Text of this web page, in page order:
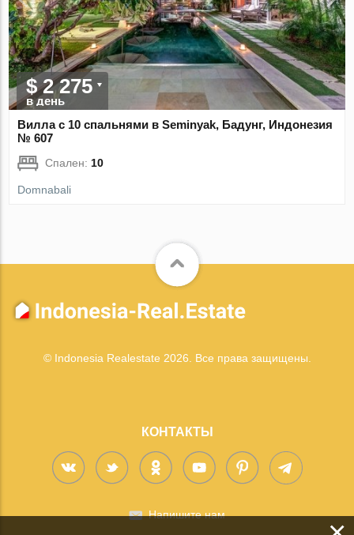
$ 2 275
в день
Вилла с 10 спальнями в Seminyak, Бадунг, Индонезия
№ 607
Спален: 10
Domnabali
© Indonesia Realestate 2026. Все права защищены.
КОНТАКТЫ
Напишите нам